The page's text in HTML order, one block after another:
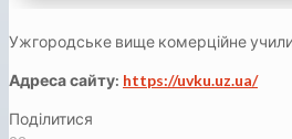
Ужгородське вище комерційне
Адреса сайту: https://uvku.uz.ua/
Поділитися